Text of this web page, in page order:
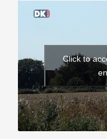
View
Click to